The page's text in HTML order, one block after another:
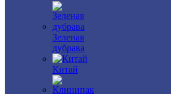
Зеленая
дубрава
Китай